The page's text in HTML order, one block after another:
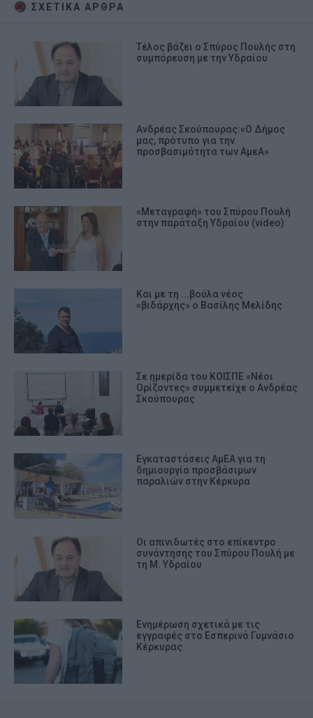
ΣΧΕΤΙΚA AΡΘΡΑ
Τέλος βάζει ο Σπύρος Πουλής στη
συμπόρευση με την Υδραίου
Ανδρέας Σκούπουρας:«Ο Δήμος
μας, πρότυπο για την
προσβασιμότητα των ΑμεΑ»
«Μεταγραφή» του Σπύρου Πουλή
στην παράταξη Υδραίου (video)
Και με τη ...βούλα νέος
«βιδάρχης» ο Βασίλης Μελίδης
Σε ημερίδα του ΚΟΙΣΠΕ «Νέοι
Ορίζοντες» συμμετείχε ο Ανδρέας
Σκούπουρας
Εγκαταστάσεις ΑμΕΑ για τη
δημιουργία προσβάσιμων
παραλιών στην Κέρκυρα
Οι απινιδωτές στο επίκεντρο
συνάντησης του Σπύρου Πουλή με
τη Μ. Υδραίου
Ενημέρωση σχετικά με τις
εγγραφές στο Εσπερινό Γυμνάσιο
Κέρκυρας